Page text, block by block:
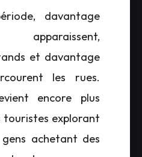
davantage
et davantage
les rues.
encore plus
touristes explorant
achetant des